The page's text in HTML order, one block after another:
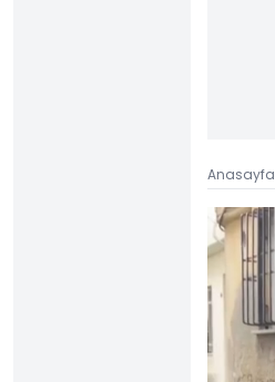
Anasayfa